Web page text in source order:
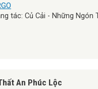
tác: Củ Cải - Những Ngón
An Phúc Lộc